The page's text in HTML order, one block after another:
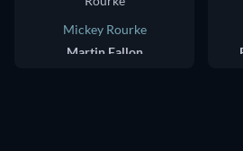
Mickey Rourke
Martin Fallon